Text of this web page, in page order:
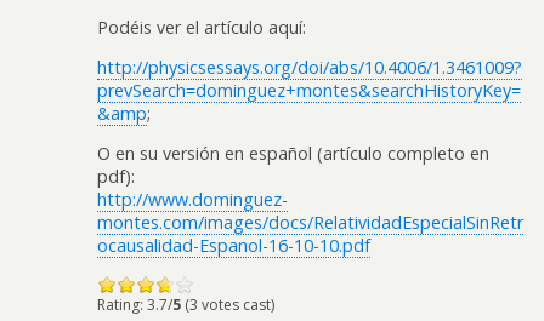
Podéis ver el artículo aquí:
http://physicsessays.org/doi/abs/10.4006/1.3461009?
prevSearch=dominguez+montes&searchHistoryKey=
&amp;
O en su versión en español (artículo completo en
pdf):
http://www.dominguez-
montes.com/images/docs/RelatividadEspecialSinRetr
ocausalidad-Espanol-16-10-10.pdf
Rating: 3.7/5 (3 votes cast)